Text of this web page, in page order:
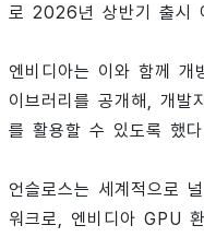
로 2026년 상반기 출시
엔비디아는 이와 함께 개
이브러리를 공개해, 개발
를 활용할 수 있도록 했
언슬로스는 세계적으로
워크로, 엔비디아 GPU